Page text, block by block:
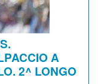
A
2^ LONGO